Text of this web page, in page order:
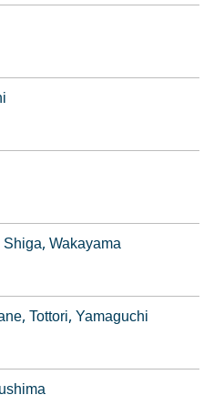
Shiga Wakayama
Tottori Yamaguchi